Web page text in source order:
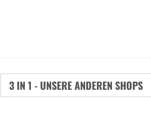
3 IN 1 - UNSERE ANDEREN SHOPS